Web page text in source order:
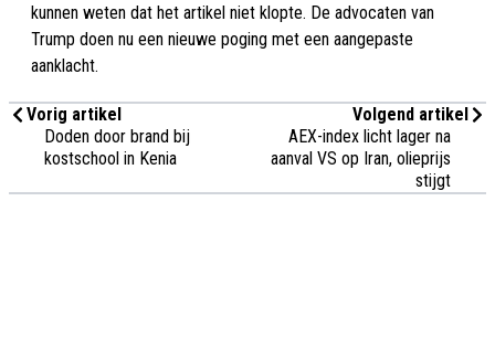
kunnen weten dat het artikel niet klopte. De advocaten van
Trump doen nu een nieuwe poging met een aangepaste
aanklacht.
Vorig artikel
Doden door brand bij
kostschool in Kenia
Volgend artikel
AEX-index licht lager na
aanval VS op Iran, olieprijs
stijgt